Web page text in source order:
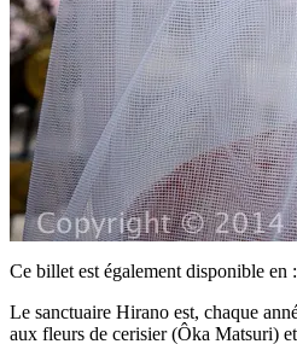
Ce billet est également disponible en :
Le sanctuaire Hirano est, chaque
aux fleurs de cerisier (Ôka Matsuri)